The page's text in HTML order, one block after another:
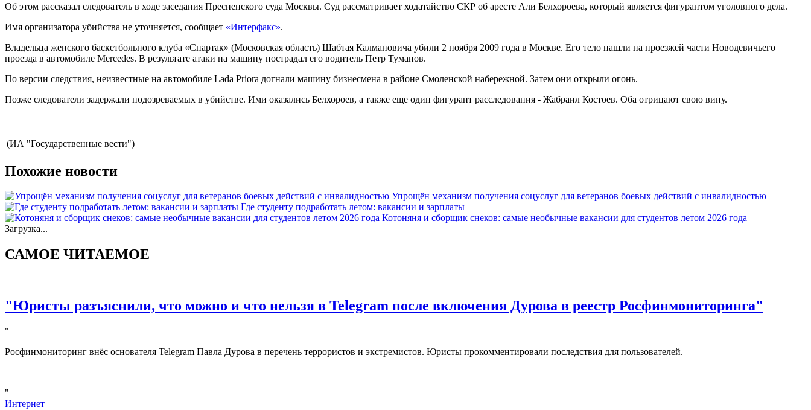
Об этом рассказал следователь в ходе заседания Пресненского суда Москвы. Суд рассматривает ходатайство СКР об аресте Али Белхороева, который является фигурантом уголовного дела.
Имя организатора убийства не уточняется, сообщает «Интерфакс».
Владельца женского баскетбольного клуба «Спартак» (Московская область) Шабтая Калмановича убили 2 ноября 2009 года в Москве. Его тело нашли на проезжей части Новодевичьего
проезда в автомобиле Mercedes. В результате атаки на машину пострадал его водитель Петр Туманов.
По версии следствия, неизвестные на автомобиле Lada Priora догнали машину бизнесмена в районе Смоленской набережной. Затем они открыли огонь.
Позже следователи задержали подозреваемых в убийстве. Ими оказались Белхороев, а также еще один фигурант расследования - Жабраил Костоев. Оба отрицают свою вину.
(ИА "Государственные вести")
Похожие новости
Упрощён механизм получения соцуслуг для ветеранов боевых действий с инвалидностью
Где студенту подработать летом: вакансии и зарплаты
Котоняня и сборщик снеков: самые необычные вакансии для студентов летом 2026 года
Загрузка...
САМОЕ ЧИТАЕМОЕ
"Юристы разъяснили, что можно и что нельзя в Telegram после включения Дурова в реестр Росфинмониторинга"
"
Росфинмониторинг внёс основателя Telegram Павла Дурова в перечень террористов и экстремистов. Юристы прокомментировали последствия для пользователей.
"
Интернет